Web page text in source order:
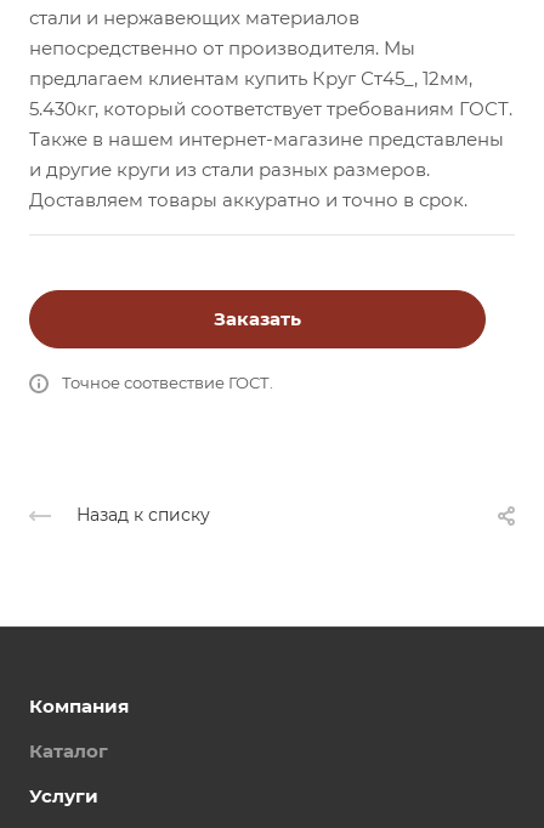
стали и нержавеющих материалов
непосредственно от производителя. Мы
предлагаем клиентам купить Круг Ст45_, 12мм,
5.430кг, который соответствует требованиям ГОСТ.
Также в нашем интернет-магазине представлены
и другие круги из стали разных размеров.
Доставляем товары аккуратно и точно в срок.
Заказать
Точное соотвествие ГОСТ.
Назад к списку
Компания
Каталог
Услуги